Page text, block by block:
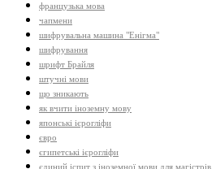
французька мова
чапмени
шифрувальна машина "Енігма"
шифрування
шрифт Брайля
штучні мови
що зникають
як вчити іноземну мову
японські ієрогліфи
євро
єгипетські ієрогліфи
єдиний іспит з іноземної мови для магістрів